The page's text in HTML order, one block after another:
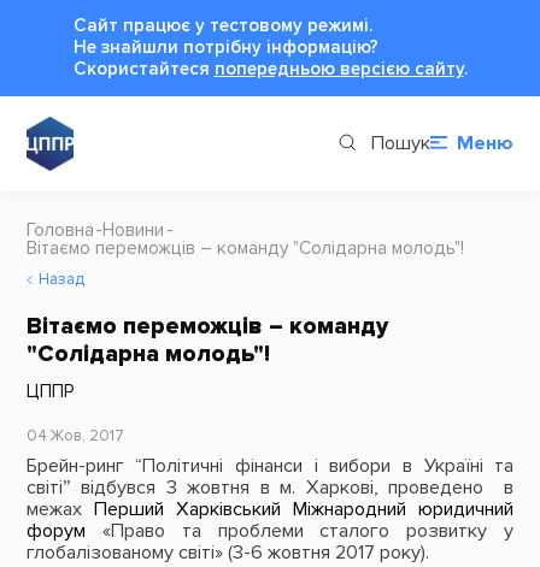
Сайт працює у тестовому режимі.
Не знайшли потрібну інформацію?
Cкористайтеся попередньою версією сайту.
Пошук Меню
Головна Новини
Вітаємо переможців – команду "Солідарна молодь"!
Назад
Вітаємо переможців – команду
"Солідарна молодь"!
ЦППР
04 Жов, 2017
Брейн-ринг “Політичні фінанси і вибори в Україні та
світі” відбувся 3 жовтня в м. Харкові, проведено
в
межах Перший Харківський Міжнародний юридичний
форум «Право та проблеми сталого розвитку у
глобалізованому світі» (3-6 жовтня 2017 року).